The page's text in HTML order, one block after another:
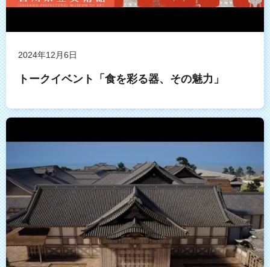
2024年12月6日
トークイベント「食を彩る器、その魅力」